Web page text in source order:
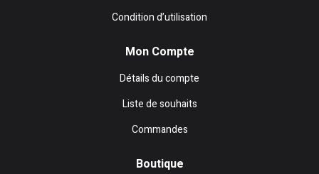
Condition d’utilisation
Mon Compte
Détails du compte
Liste de souhaits
Commandes
Boutique